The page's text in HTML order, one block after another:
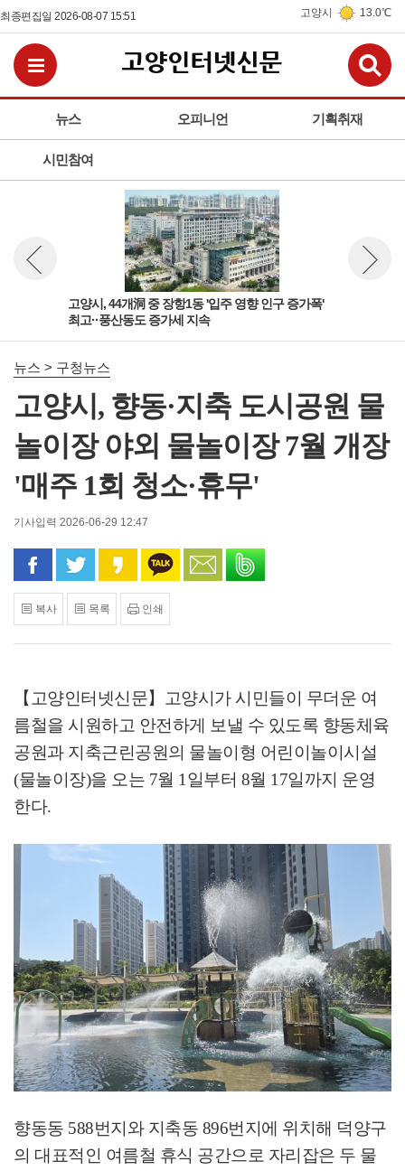
최종편집일 2026-08-07 15:51 고양시 13.0℃
뉴스 오피니언 기획취재
시민참여
전체메뉴보기
고양시, 44개洞 중 장항1동 '입주 영향 인구 증가폭'
최고··풍산동도 증가세 지속
뉴스 이전보기
뉴스 > 구청뉴스
고양시, 향동·지축 도시공원 물
놀이장 야외 물놀이장 7월 개장
'매주 1회 청소·휴무'
기사입력 2026-06-29 12:47
페이스북으로 공유
트위터로 공유카카오 스토리로 공유
카카오톡으로 공유
문자로 공유
복사 목록 인쇄
【고양인터넷신문】
고양시가 시민들이 무더운 여
름철을 시원하고 안전하게 보낼 수 있도록 향동체육
공원과 지축근린공원의 물놀이형 어린이놀이시설
(물놀이장)을 오는 7월 1 일부터 8월 17일까지 운영
한다.
향동동 588번지와 지축동 896번지에 위치해 덕양구
의 대표적인 여름철 휴식 공간으로 자리잡은 두 물